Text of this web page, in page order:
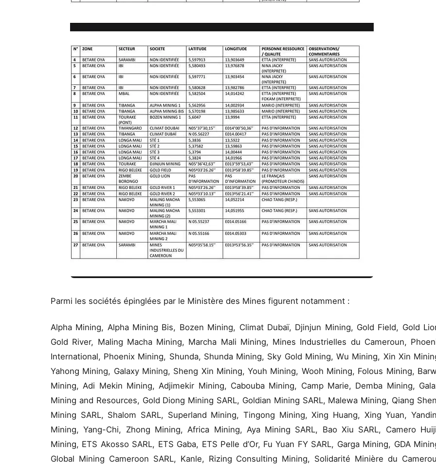
Parmi les sociétés épinglées par le Ministère des Mines figurent notamment :
Alpha Mining, Alpha Mining Bis, Bozen Mining, Climat Dubaï, Djinjun Mining, Gold Field, Gold
Gold River, Maling Macha Mining, Marcha Mali Mining, Mines Industrielles du Cameroun,
International, Phoenix Mining, Shunda, Shunda Mining, Sky Gold Mining, Wu Mining, Xin Xin
Yahong Mining, Galaxy Mining, Sheng Xin Mining, Youh Mining, Wooh Mining, Folous Mining,
Mining, Adi Mekin Mining, Adjimekir Mining, Cabouba Mining, Camp Marie, Demba Mining,
Mining and Resources, Gold Diong Mining SARL, Goldian Mining SARL, Malewa Mining, Qiang
Mining SARL, Shalom SARL, Superland Mining, Tingong Mining, Xing Huang, Xing Yuan,
Mining, Yang-Chi, Zhong Mining, Africa Mining, Aya Mining SARL, Bao Xiu SARL, Camero
Mining, ETS Akosso SARL, ETS Gaba, ETS Pelle d’Or, Fu Yuan FY SARL, Garga Mining, GDA
Global Mining Cameroon SARL, Kanle, Rizing Consulting Mining, Solidarité Minière du